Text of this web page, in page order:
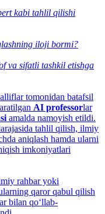
kabi tahlil qilishi
iloji bormi?
va sifatli tashkil etishga
tomonidan batafsil
AI professorlar
amalda namoyish etildi.
tahlil qilish, ilmiy
aniqlash hamda ularni
imkoniyatlari
rahbar yoki
qaror qabul qilish
bilan qo‘llab-